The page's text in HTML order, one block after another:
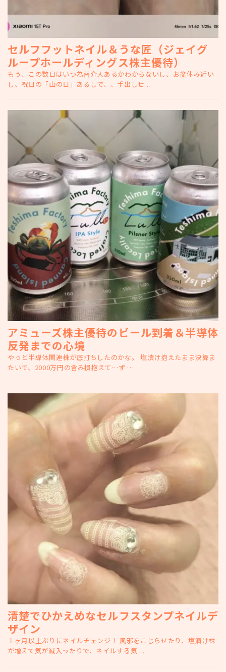
セルフフットネイル＆うな匠（ジェイグ
ループホールディングス株主優待）
もう、この数日はいつ為替介入あるかわからないし、お盆休み近い
し、祝日の「山の日」あるしで、、手出しせ ...
アミューズ株主優待のビール到着＆半導体
反発までの心境
やっと半導体関連株が底打ちしたのかな。 塩漬け抱えたまま決算ま
たいで、2000万円の含み損抱えて…ず …
清楚でひかえめなセルフスタンプネイルデ
ザイン
１ヶ月以上ぶりにネイルチェンジ！ 風邪をこじらせたり、塩漬け株
が増えて気が滅入ったりで、ネイルする気 ...